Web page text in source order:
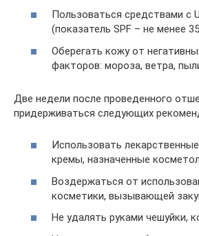
Пользоваться средствами с
(показатель SPF – не менее
Оберегать кожу от
факторов: мороза, ветра,
Две недели после проведенного
придерживаться следующих
Использовать
кремы, назначенные
Воздержаться от
косметики, вызывающей
Не удалять руками чешуйки,